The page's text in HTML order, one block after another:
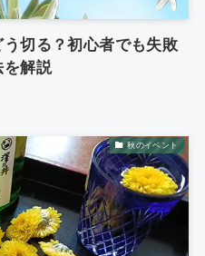
切る？初心者でも失敗
を解説
秋のイベント